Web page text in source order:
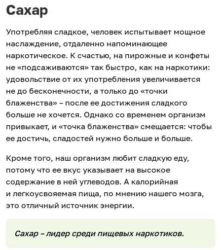
Сахар
Употребляя сладкое, человек испытывает мощное
наслаждение, отдаленно напоминающее
наркотическое. К счастью, на пирожные и конфеты
не «подсаживаются» так быстро, как на наркотики:
удовольствие от их употребления увеличивается
не до бесконечности, а только до «точки
блаженства» – после ее достижения сладкого
больше не хочется. Однако со временем организм
привыкает, и «точка блаженства» смещается: чтобы
ее достичь, сладостей нужно больше и больше.
Кроме того, наш организм любит сладкую еду,
потому что ее вкус указывает на высокое
содержание в ней углеводов. А калорийная
и легкоусвояемая пища, по мнению нашего мозга,
это отличный источник энергии.
Сахар – лидер среди пищевых наркотиков.